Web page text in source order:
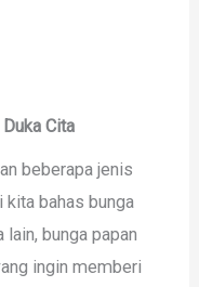
Cita
beberapa jenis
kita bahas bunga
lain, bunga papan
ingin memberi